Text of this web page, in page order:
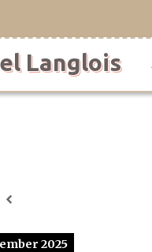
Langlois
2025